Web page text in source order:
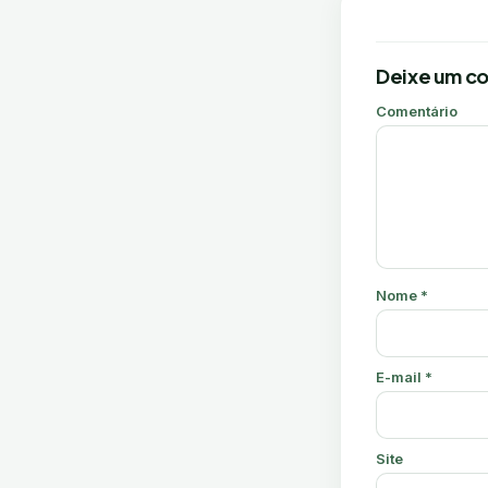
Deixe um
Comentário
Nome *
E-mail *
Site